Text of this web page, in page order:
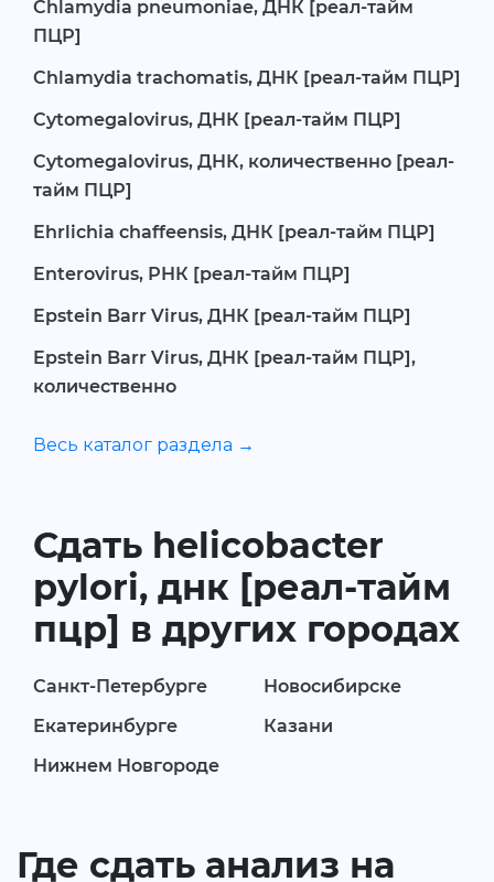
Chlamydia pneumoniae, ДНК [реал-тайм
ПЦР]
Chlamydia trachomatis, ДНК [реал-тайм ПЦР]
Cytomegalovirus, ДНК [реал-тайм ПЦР]
Cytomegalovirus, ДНК, количественно [реал-
тайм ПЦР]
Ehrlichia chaffeensis, ДНК [реал-тайм ПЦР]
Enterovirus, РНК [реал-тайм ПЦР]
Epstein Barr Virus, ДНК [реал-тайм ПЦР]
Epstein Barr Virus, ДНК [реал-тайм ПЦР],
количественно
Весь каталог раздела →
Сдать helicobacter
pylori, днк [реал-тайм
пцр] в других городах
Санкт-Петербурге
Новосибирске
Екатеринбурге
Казани
Нижнем Новгороде
Где сдать анализ на